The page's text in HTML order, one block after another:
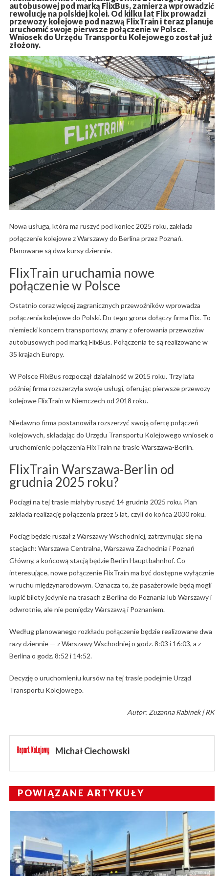
autobusowej pod marką FlixBus, zamierza wprowadzić
rewolucję na polskiej kolei. Od kilku lat Flix prowadzi
przewozy kolejowe pod nazwą FlixTrain i teraz planuje
uruchomić swoje pierwsze połączenie w Polsce.
Wniosek do Urzędu Transportu Kolejowego został już
złożony.
Nowa usługa, która ma ruszyć pod koniec 2025 roku, zakłada
połączenie kolejowe z Warszawy do Berlina przez Poznań.
Planowane są dwa kursy dziennie.
FlixTrain uruchamia nowe
połączenie w Polsce
Ostatnio coraz więcej zagranicznych przewoźników wprowadza
połączenia kolejowe do Polski. Do tego grona dołączy firma Flix. To
niemiecki koncern transportowy, znany z oferowania przewozów
autobusowych pod marką FlixBus. Połączenia te są realizowane w
35 krajach Europy.
W Polsce FlixBus rozpoczął działalność w 2015 roku. Trzy lata
później firma rozszerzyła swoje usługi, oferując pierwsze przewozy
kolejowe FlixTrain w Niemczech od 2018 roku.
Niedawno firma postanowiła rozszerzyć swoją ofertę połączeń
kolejowych, składając do Urzędu Transportu Kolejowego wniosek o
uruchomienie połączenia FlixTrain na trasie Warszawa-Berlin.
FlixTrain Warszawa-Berlin od
grudnia 2025 roku?
Pociągi na tej trasie miałyby ruszyć 14 grudnia 2025 roku. Plan
zakłada realizację połączenia przez 5 lat, czyli do końca 2030 roku.
Pociąg będzie ruszał z Warszawy Wschodniej, zatrzymując się na
stacjach: Warszawa Centralna, Warszawa Zachodnia i Poznań
Główny, a końcową stacją będzie Berlin Hauptbahnhof. Co
interesujące, nowe połączenie FlixTrain ma być dostępne wyłącznie
w ruchu międzynarodowym. Oznacza to, że pasażerowie będą mogli
kupić bilety jedynie na trasach z Berlina do Poznania lub Warszawy i
odwrotnie, ale nie pomiędzy Warszawą i Poznaniem.
Według planowanego rozkładu połączenie będzie realizowane dwa
razy dziennie — z Warszawy Wschodniej o godz. 8:03 i 16:03, a z
Berlina o godz. 8:52 i 14:52.
Decyzję o uruchomieniu kursów na tej trasie podejmie Urząd
Transportu Kolejowego.
Autor: Zuzanna Rabinek | RK
Michał Ciechowski
POWIĄZANE ARTYKUŁY